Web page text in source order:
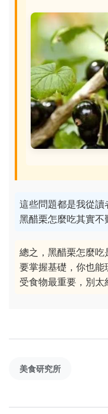
這些問題都是我從讀
黑醋栗怎麼吃其實不
總之，黑醋栗怎麼吃
要掌握基礎，你也
受食物最重要，別太
美食研究所